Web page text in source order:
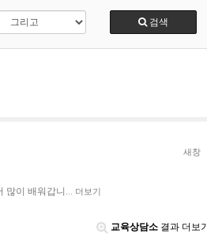
검색
새창
많이 배워갑니… 더보기
교육상담소결과 더보기